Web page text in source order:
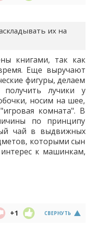
их на
книгами, так как
Еще выручают
фигуры, делаем
получить лучики у
носим на шее,
комната". В
по принципу
чай в выдвижных
которыми сын
к машинкам,
СВЕРНУТЬ
+1